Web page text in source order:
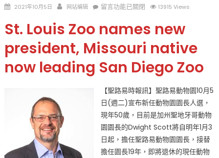
Posted
2021年10月5日 Author
网站编辑
在
路
動
物
園
布
新
任
動
物
園
留言功能已關閉 13915 Views
St. Louis Zoo names new
president, Missouri native
now leading San Diego Zoo
【聖路易時報訊】聖路易動物園10月5
日(週二)宣布新任動物園園長人選，
現年50歲，目前是加州聖地牙哥動物
園園長的Dwight Scott將自明年1月3
日起，擔任聖路易動物園園長，接替
擔任園長19年，即將退休的現任動物